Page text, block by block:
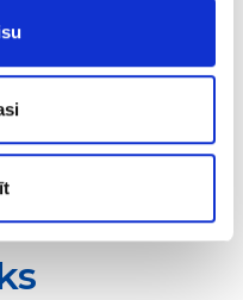
izvēlēties